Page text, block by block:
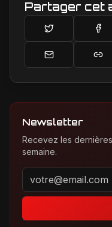
Partager cet
Newsletter
Recevez les
semaine.
Adresse email